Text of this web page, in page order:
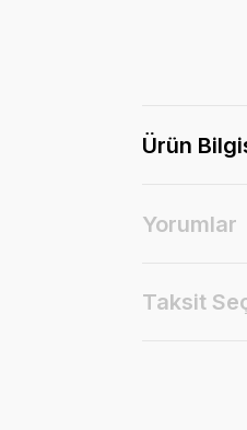
Ürün
Yorumlar
Taksit